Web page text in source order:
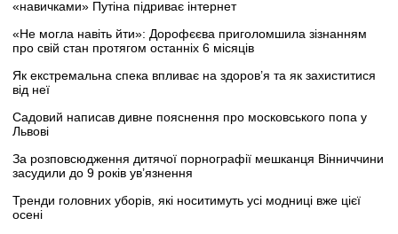
«навичками» Путіна підриває інтернет
«Не могла навіть йти»: Дорофєєва приголомшила зізнанням
про свій стан протягом останніх 6 місяців
Як екстремальна спека впливає на здоров’я та як захиститися
від неї
Садовий написав дивне пояснення про московського попа у
Львові
За розповсюдження дитячої порнографії мешканця Вінниччини
засудили до 9 років ув’язнення
Тренди головних уборів, які носитимуть усі модниці вже цієї
осені